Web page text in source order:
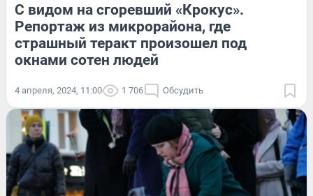
С видом на сгоревший «Крокус».
Репортаж из микрорайона, где
страшный теракт произошел под
окнами сотен людей
4 апреля, 2024, 11:00 1 706 Обсудить